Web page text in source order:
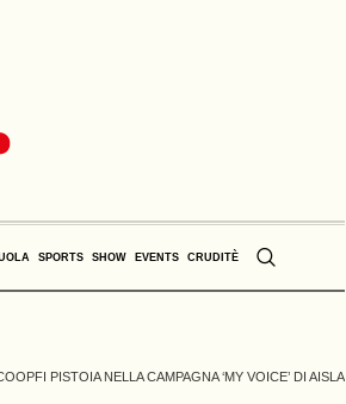
SPORTS SHOW EVENTS CRUDITÈ
PISTOIA NELLA CAMPAGNA ‘MY VOICE’ DI AISLA